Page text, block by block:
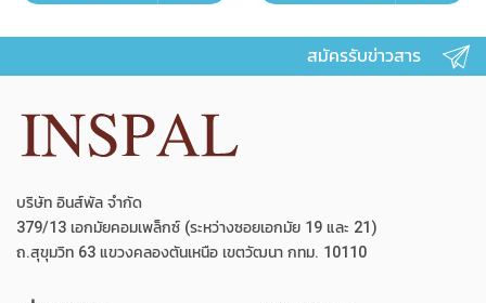
สมัครรับข่าวสาร
บริษัท อินส์พัล จำกัด
379/13 เอกมัยคอมเพล็กซ์ (ระหว่างซอยเอกมัย 19 และ 21)
ถ.สุขุมวิท 63 แขวงคลองตันเหนือ เขตวัฒนา กทม. 10110